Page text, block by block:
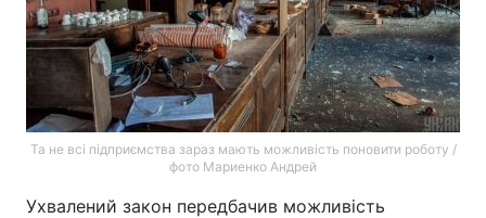
Та не всі підприємства зараз мають можливість поновити роботу /
фото Мариенко Андрей
Ухвалений закон передбачив можливість